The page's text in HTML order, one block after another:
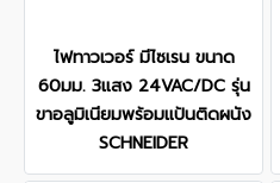
ไฟทาวเวอร์ มีไซเรน ขนาด
60มม. 3แสง 24VAC/DC รุ่น
ขาอลูมิเนียมพร้อมแป้นติดผนัง
SCHNEIDER